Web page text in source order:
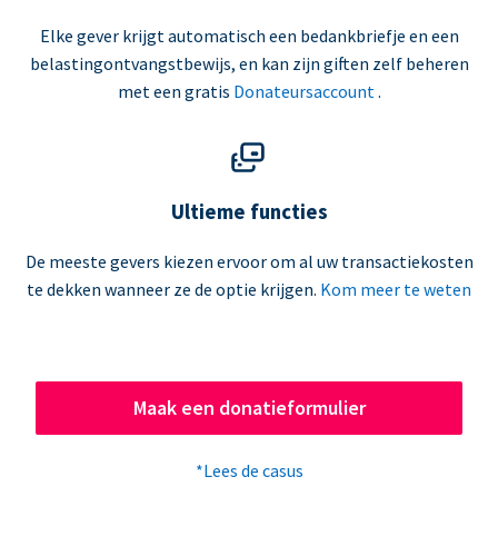
Elke gever krijgt automatisch een bedankbriefje en een
belastingontvangstbewijs, en kan zijn giften zelf beheren
met een gratis Donateursaccount .
Ultieme functies
De meeste gevers kiezen ervoor om al uw transactiekosten
te dekken wanneer ze de optie krijgen. Kom meer te weten
Maak een donatieformulier
*Lees de casus